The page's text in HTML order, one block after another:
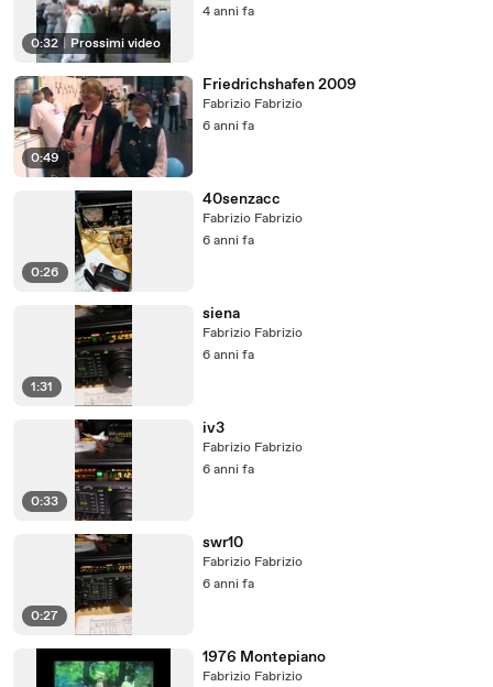
0:32 | Prossimi video
4 anni fa
0:49
Friedrichshafen 2009
Fabrizio Fabrizio
6 anni fa
0:26
40senzacc
Fabrizio Fabrizio
6 anni fa
1:31
siena
Fabrizio Fabrizio
6 anni fa
0:33
iv3
Fabrizio Fabrizio
6 anni fa
0:27
swr10
Fabrizio Fabrizio
6 anni fa
1976 Montepiano
Fabrizio Fabrizio